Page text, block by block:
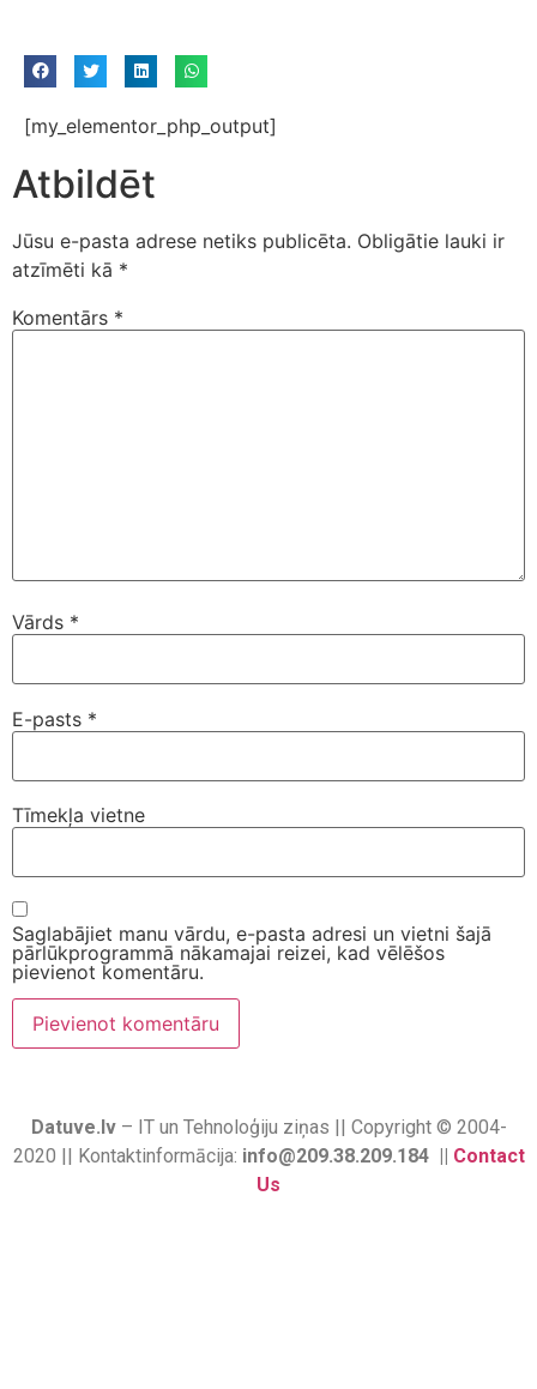
[my_elementor_php_output]
Atbildēt
Jūsu e-pasta adrese netiks publicēta. Obligātie lauki ir
atzīmēti kā *
Komentārs *
Vārds *
E-pasts *
Tīmekļa vietne
Saglabājiet manu vārdu, e-pasta adresi un vietni šajā
pārlūkprogrammā nākamajai reizei, kad vēlēšos
pievienot komentāru.
Datuve.lv– IT un Tehnoloģiju ziņas || Copyright © 2004-
2020 || Kontaktinformācija: info@209.38.209.184 || Contact
Us